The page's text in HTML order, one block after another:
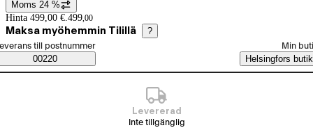
Prisinformation
Moms 24 %
Hinta 499,00 €. 499,00
Maksa myöhemmin Tilillä ?
Saatavuustiedot
beställningssätt
till postnummer
00220
Min
Helsingfors butik
Levererad
Inte tillgänglig